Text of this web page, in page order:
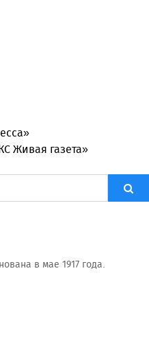
Живая газета»
в мае 1917 года.